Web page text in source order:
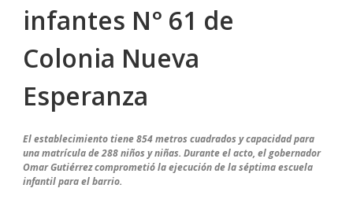
infantes N° 61 de
Colonia Nueva
Esperanza
El establecimiento tiene 854 metros cuadrados y capacidad para
una matrícula de 288 niños y niñas. Durante el acto, el gobernador
Omar Gutiérrez comprometió la ejecución de la séptima escuela
infantil para el barrio.